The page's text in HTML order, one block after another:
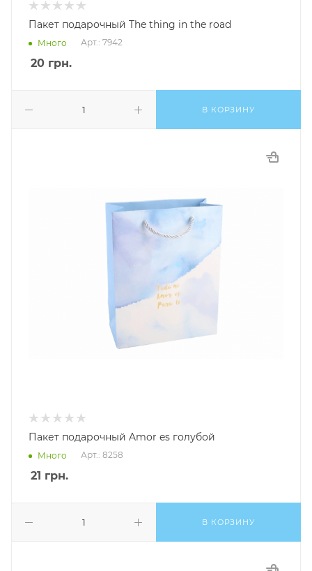
Пакет подарочный The thing in the road
Много Арт.: 7942
20 грн.
В КОРЗИНУ
Пакет подарочный Amor es голубой
Много Арт.: 8258
21 грн.
В КОРЗИНУ